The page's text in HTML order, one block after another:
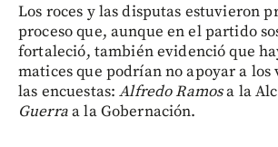
Los roces y las disputas estuvieron
proceso que, aunque en el partido
fortaleció, también evidenció que
matices que podrían no apoyar a los
las encuestas:Alfredo Ramosa la
Guerraa la Gobernación.